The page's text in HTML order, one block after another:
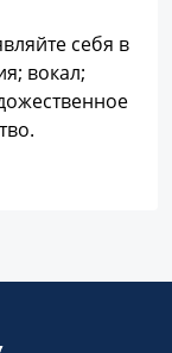
себя в
вокал;